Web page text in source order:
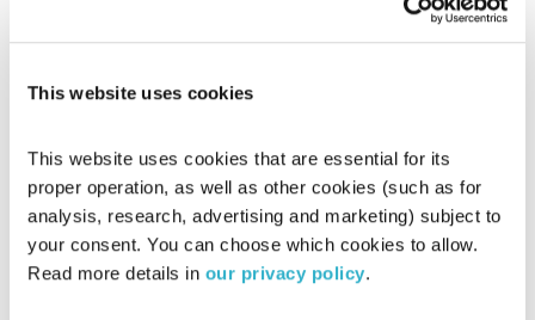
This website uses cookies
This website uses cookies that are essential for its
proper operation, as well as other cookies (such as for
analysis, research, advertising and marketing) subject to
your consent. You can choose which cookies to allow.
Read more details in our privacy policy.
מהות החגים
הרב אור זהר
20.05.15
00:03:36